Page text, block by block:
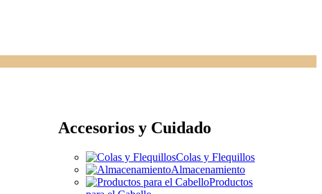
Accesorios y Cuidado
Colas y Flequillos
Almacenamiento
Productos